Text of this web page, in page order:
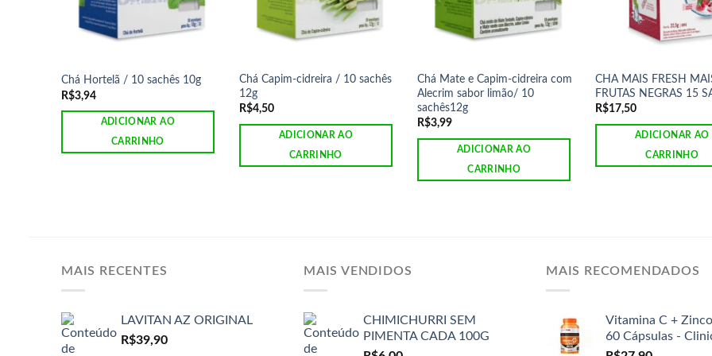
Chá Hortelã / 10 sachês 10g
R$3,94
ADICIONAR AO
CARRINHO
Chá Capim-cidreira / 10 sachês
12g
R$4,50
ADICIONAR AO
CARRINHO
Chá Mate e Capim-cidreira com
Alecrim sabor limão/ 10
sachês12g
R$3,99
ADICIONAR AO
CARRINHO
CHA MAIS FRESH
FRUTAS NEGRAS 15
R$17,50
ADICIONAR AO
CARRINHO
MAIS RECENTES
LAVITAN AZ ORIGINAL
R$39,90
MAIS VENDIDOS
CHIMICHURRI SEM
PIMENTA CADA 100G
MAIS RECOMENDADOS
Vitamina C +
60 Cápsulas -